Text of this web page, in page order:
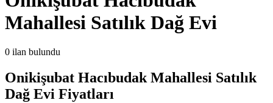
Mahallesi Satılık Dağ Evi
0 ilan bulundu
Onikişubat Hacıbudak Mahallesi Satılık
Dağ Evi Fiyatları